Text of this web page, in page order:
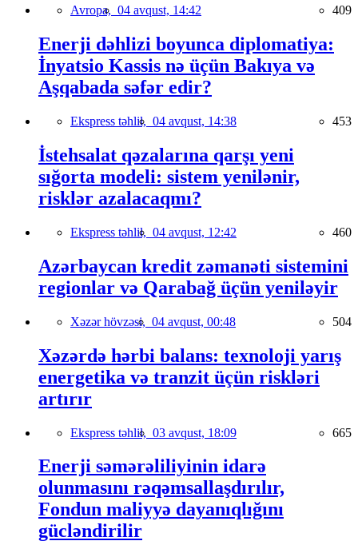
Avropa, 04 avqust, 14:42 409
Enerji dəhlizi boyunca diplomatiya:
İnyatsio Kassis nə üçün Bakıya və
Aşqabada səfər edir?
Ekspress təhlil, 04 avqust, 14:38 453
İstehsalat qəzalarına qarşı yeni
sığorta modeli: sistem yenilənir,
risklər azalacaqmı?
Ekspress təhlil, 04 avqust, 12:42 460
Azərbaycan kredit zəmanəti sistemini
regionlar və Qarabağ üçün yeniləyir
Xəzər hövzəsi, 04 avqust, 00:48 504
Xəzərdə hərbi balans: texnoloji yarış
energetika və tranzit üçün riskləri
artırır
Ekspress təhlil, 03 avqust, 18:09 665
Enerji səmərəliliyinin idarə
olunmasını rəqəmsallaşdırılır,
Fondun maliyyə dayanıqlığını
gücləndirilir